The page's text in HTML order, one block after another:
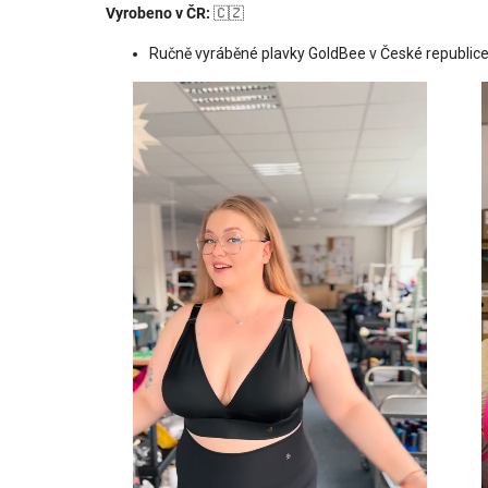
Vyrobeno v ČR: 🇨🇿
Ručně vyráběné plavky GoldBee v České republice